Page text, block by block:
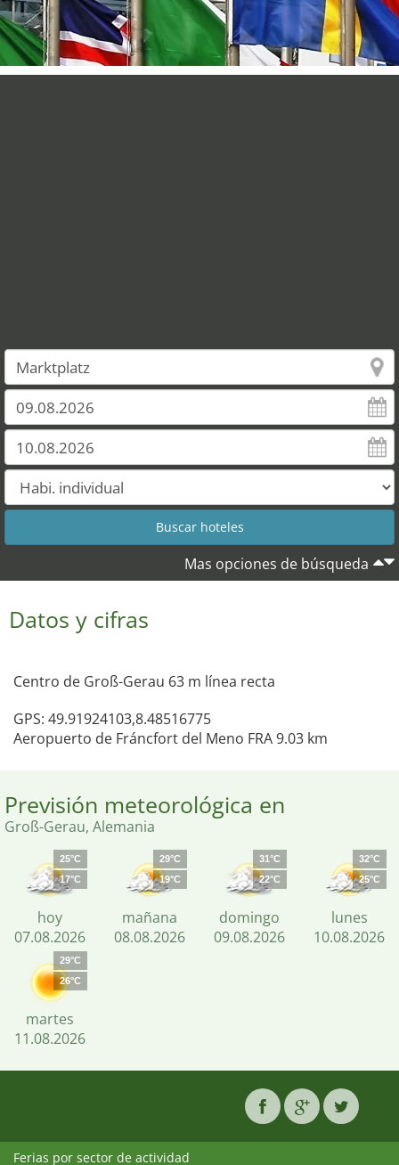
Mas opciones de búsqueda
Datos y cifras
Centro de Groß-Gerau 63 m línea recta
GPS: 49.91924103,8.48516775
Aeropuerto de Fráncfort del Meno FRA 9.03 km
Previsión meteorológica en
Groß-Gerau, Alemania
25°C
17°C
hoy
07.08.2026
29°C
19°C
mañana
08.08.2026
31°C
22°C
domingo
09.08.2026
32°C
25°C
lunes
10.08.2026
29°C
26°C
martes
11.08.2026
Ferias por sector de actividad